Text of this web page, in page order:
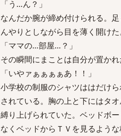
「う…ん？」
なんだか腕が締め付けられる。
んやりとしながら目を薄く開け
「ママの…部屋…？」
その瞬間にまことは自分が置かれ
「いやァぁぁぁぁあ！！」
小学校の制服のシャツははだけ
されている。胸の上と下にはタ
縛り上げられていた。ベッドボ
なくベッドからＴＶを見るよう